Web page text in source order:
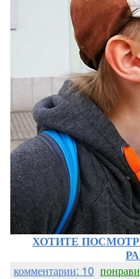
ХОТИТЕ
комментарии: 10